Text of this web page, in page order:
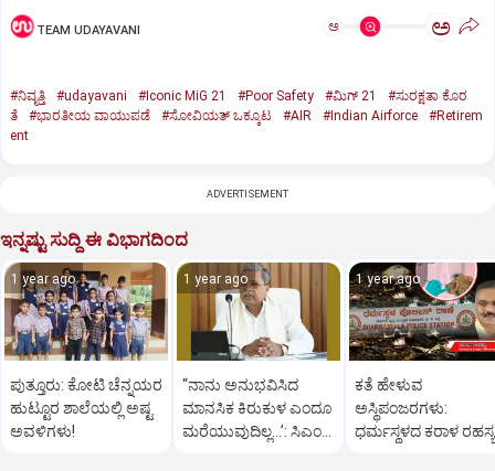
TEAM UDAYAVANI ಅ ಅ
#ನಿವೃತ್ತಿ #udayavani #Iconic MiG 21 #Poor Safety #ಮಿಗ್‌ 21
#ಸುರಕ್ಷತಾ ಕೊರ
ತೆ
#ಭಾರತೀಯ ವಾಯುಪಡೆ #ಸೋವಿಯತ್‌ ಒಕ್ಕೂಟ #AIR #Indian Airforce
#Retirem
ent
ADVERTISEMENT
ಇನ್ನಷ್ಟು ಸುದ್ದಿ ಈ ವಿಭಾಗದಿಂದ
1 year ago
ಪುತ್ತೂರು: ಕೋಟಿ ಚೆನ್ನಯರ
ಹುಟ್ಟೂರ ಶಾಲೆಯಲ್ಲಿ ಅಷ್ಟ
ಅವಳಿಗಳು!
1 year ago
“ನಾನು ಅನುಭವಿಸಿದ
ಮಾನಸಿಕ ಕಿರುಕುಳ ಎಂದೂ
ಮರೆಯುವುದಿಲ್ಲ…’: ಸಿಎಂ
1 year ago
ಕತೆ ಹೇಳುವ
ಅಸ್ಥಿಪಂಜರಗಳು:
ಧರ್ಮಸ್ಥಳದ‌ ಕರಾಳ ರಹಸ್ಯ